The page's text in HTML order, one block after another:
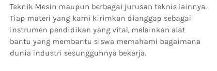
Teknik Mesin maupun berbagai jurusan teknis lainnya.
Tiap materi yang kami kirimkan dianggap sebagai
instrumen pendidikan yang vital, melainkan alat
bantu yang membantu siswa memahami bagaimana
dunia industri sesungguhnya bekerja.